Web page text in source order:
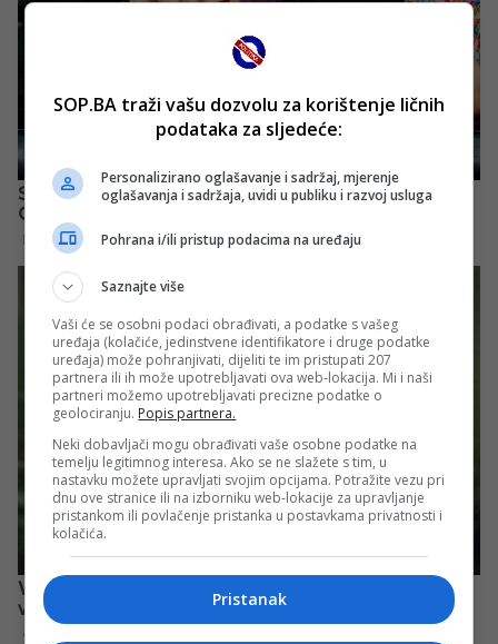
SOP.BA traži vašu dozvolu za korištenje ličnih
podataka za sljedeće:
Personalizirano oglašavanje i sadržaj, mjerenje
oglašavanja i sadržaja, uvidi u publiku i razvoj usluga
Pohrana i/ili pristup podacima na uređaju
Saznajte više
Vaši će se osobni podaci obrađivati, a podatke s vašeg
uređaja (kolačiće, jedinstvene identifikatore i druge podatke
uređaja) može pohranjivati, dijeliti te im pristupati 207
partnera ili ih može upotrebljavati ova web-lokacija. Mi i naši
partneri možemo upotrebljavati precizne podatke o
geolociranju. Popis partnera.
Neki dobavljači mogu obrađivati vaše osobne podatke na
temelju legitimnog interesa. Ako se ne slažete s tim, u
nastavku možete upravljati svojim opcijama. Potražite vezu pri
dnu ove stranice ili na izborniku web-lokacije za upravljanje
pristankom ili povlačenje pristanka u postavkama privatnosti i
kolačića.
Pristanak